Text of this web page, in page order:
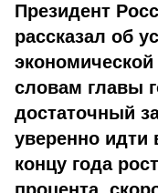
Президент
рассказал об
словам главы
достаточный
уверенно идти
концу года